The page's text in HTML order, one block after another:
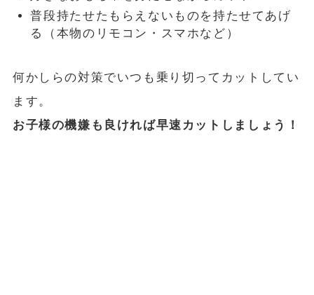
普段持たせたもらえないものを持たせてあげ
る（本物のリモコン・スマホなど）
何かしらの対策でいつも乗り切ってカットしてい
ます。
お子様の機嫌も良ければ早速カットしましょう！